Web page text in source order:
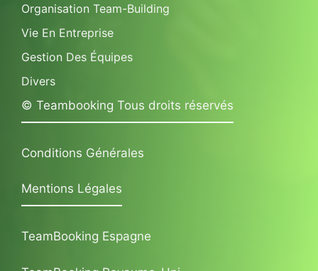
Organisation Team-Building
Vie En Entreprise
Gestion Des Équipes
Divers
© Teambooking Tous droits réservés
Conditions Générales
Mentions Légales
TeamBooking Espagne